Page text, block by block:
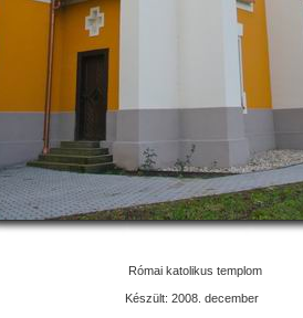
Római katolikus templom
Készült: 2008. december